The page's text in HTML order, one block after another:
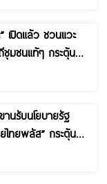
เปิดแล้ว ชวนแวะ
มชนแท้ๆ กระตุ้น
ยง
านรับนโยบายรัฐ
ไทยพลัส” กระตุ้น